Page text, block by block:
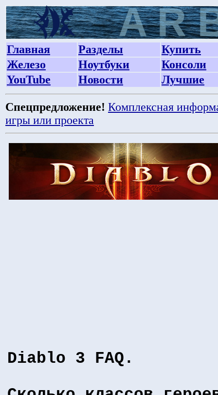
Главная Разделы
Купить
Железо
Ноутбуки
Консоли
YouTube
Новости Лучшие
Спецпредложение! Комплексная
игры или проекта
Diablo 3 FAQ.